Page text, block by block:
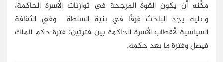
مكَّنه أن يكون القوة المرجحة في توازنات الأسرة الحاكمة،
وعليه يجد الباحث فرقًا في بنية السلطة وفي الثقافة
السياسية لأقطاب الأسرة الحاكمة بين فترتين: فترة حكم الملك
فيصل وفترة ما بعد حكمه.